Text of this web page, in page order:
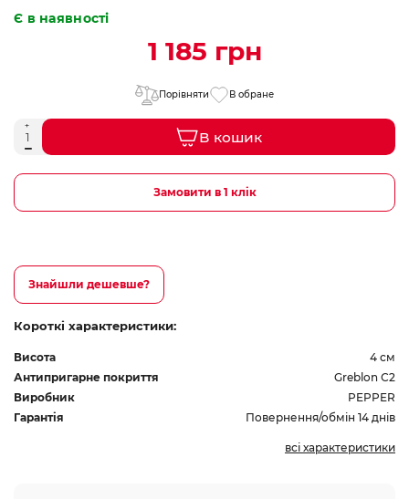
Є в наявності
1 185 грн
Порівняти В обране
В кошик
Замовити в 1 клік
Знайшли дешевше?
Короткі характеристики:
Висота
4 см
Антипригарне покриття
Greblon С2
Виробник
PEPPER
Гарантія
Повернення/обмін 14 днів
всі характеристики